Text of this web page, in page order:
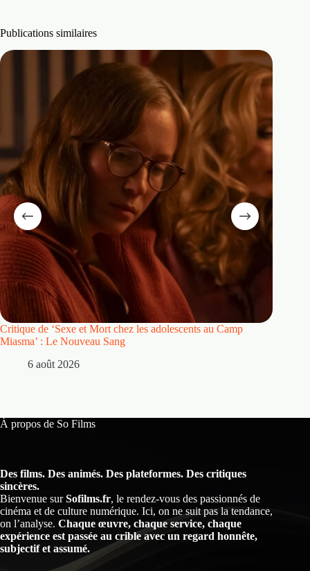
Publications similaires
Critique de ‘Sexe et Mort chez les adolescents au Camp
Miasma’ : Le Nouveau Sang
6 août 2026
À propos de So Films
Des films. Des animés. Des plateformes. Des critiques
sincères.
Bienvenue surSofilms.fr, le rendez-vous des passionnés de
cinéma et de culture numérique. Ici, on ne suit pas la tendance,
on l’analyse. Chaque œuvre, chaque service, chaque
expérience est passée au crible avec un regard honnête,
subjectif et assumé.